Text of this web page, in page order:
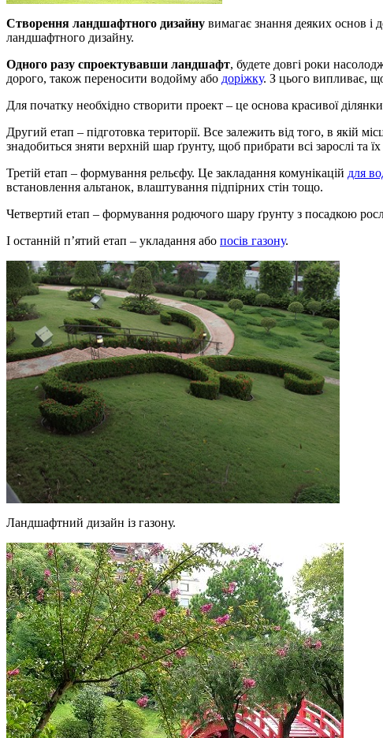
Створення ландшафтного дизайну вимагає знання деяких основ і
ландшафтного дизайну.
Одного разу спроектувавши ландшафт, будете довгі роки
дорого, також переносити водойму або доріжку. З цього випливає,
Для початку необхідно створити проект – це основа красивої
Другий етап – підготовка території. Все залежить від того, в якій
знадобиться зняти верхній шар ґрунту, щоб прибрати всі зарослі та їх
Третій етап – формування рельєфу. Це закладання комунікацій для
встановлення альтанок, влаштування підпірних стін тощо.
Четвертий етап – формування родючого шару ґрунту з посадкою
І останній п’ятий етап – укладання або посів газону.
Ландшафтний дизайн із газону.